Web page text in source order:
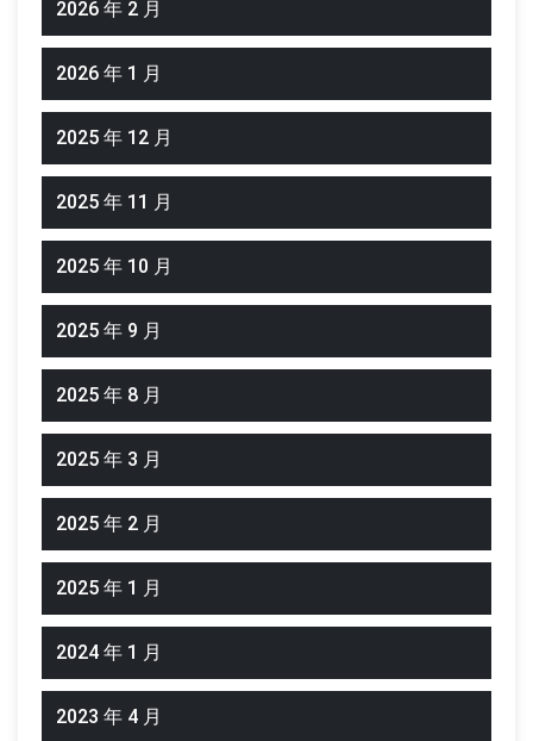
2026 年 2 月
2026 年 1 月
2025 年 12 月
2025 年 11 月
2025 年 10 月
2025 年 9 月
2025 年 8 月
2025 年 3 月
2025 年 2 月
2025 年 1 月
2024 年 1 月
2023 年 4 月